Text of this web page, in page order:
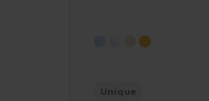
Unique